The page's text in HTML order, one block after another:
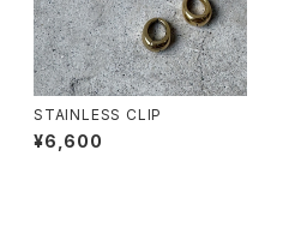
STAINLESS CLIP
¥6,600